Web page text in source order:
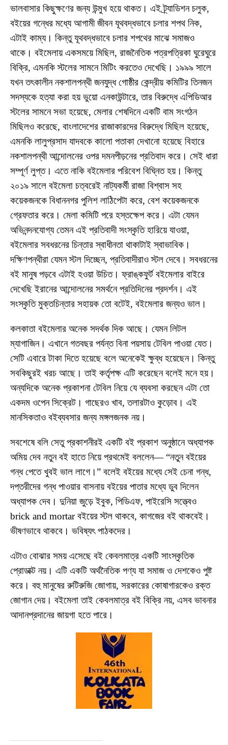
ভালবাসার কিছুক্ষণের জন্য উন্মুখ হয়ে থাকত। এই ট্র্যাডিশন চলুক,
ব‌ইয়ের গন্ধের মধ্যে আগামী জীবন যূথবদ্ধভাবে চলার শপথ নিক,
এটাই কাম্য। কিন্তু যূথবদ্ধভাবে চলার শপথের মাঝে সমাজও
থাকে। ব‌ইমেলায় একসময়ে মিছিল, রাজনৈতিক পত্রপত্রিকা ঘুরেঘুরে
বিক্রি, এমনকি স্টলের সামনে মিটিং করতেও দেখেছি। ১৯৯৯ সালে
যখন তৎকালীন নকশালপন্থী জনযুদ্ধ গোষ্ঠীর কেন্দ্রীয় কমিটির তিনজন
সদস্যকে হত্যা করা হয় ভুয়ো এনকাউন্টারে, তার বিরুদ্ধে এপিডিআর
স্টলের সামনে সভা হয়েছে, মেলার শেষদিনে একটি বাম সংগঠন
মিছিলও করেছে, বাংলাদেশের রাজাকারদের বিরুদ্ধে মিছিল হয়েছে,
এমনকি লালুপ্রসাদ যাদবকে কালো পতাকা দেখানো হয়েছে বিহারে
নকশালপন্থী আন্দোলনের ওপর দমনপীড়নের প্রতিবাদ করে। সেই ধারা
সম্পূর্ণ লুপ্ত। এতে নাকি ব‌ইমেলার পরিবেশ বিঘ্নিত হয়। কিন্তু
২০১৯ সালে ব‌ইমেলা চত্বরেই নাট্যকর্মী রাজা বিশ্বাস সহ
কয়েকজনকে বিধাননগর পুলিশ লাঠিপেটা করে, বেশ কয়েকজনকে
গ্রেফতার করে। মেলা কমিটি পরে হস্তক্ষেপ করে। এটা যেমন
অভিনন্দনযোগ্য তেমন এই প্রতিবাদী সংস্কৃতি হারিয়ে যাওয়া,
ব‌ইমেলার সবধরনের চিন্তার স্বাধীনতা থাকাটাই স্বাভাবিক।
দক্ষিণপন্থীরা যেমন স্টল দিচ্ছেন, প্রতিবাদীরাও স্টল দেবে। সবধরনের
ব‌ই মানুষ পড়বে এটাই হ‌ওয়া উচিত। ফ্রাঙ্কফুর্ট ব‌ইমেলার বাইরে
দেখেছি ইরানের আন্দোলনের সমর্থনে প্রতিদিনের প্রদর্শন। এই
সংস্কৃতি মুক্তচিন্তার সহায়ক তো বটেই, ব‌ইমেলার জন্যও ভাল।
কলকাতা ব‌ইমেলার অনেক সদর্থক দিক আছে। যেমন লিটল
ম্যাগাজিন। এখানে গতবছর পর্যন্ত বিনা পয়সায় টেবিল পাওয়া যেত।
সেটি এবারে টাকা দিতে হয়েছে বলে অনেকেই ক্ষুব্ধ হয়েছেন। কিন্তু
সবকিছুরই খরচ আছে। তাই কর্তৃপক্ষ এটি করেছেন বলেই মনে হয়।
অন্যদিকে অনেক প্রকাশনা টেবিল নিয়ে যে ব্যবসা করছেন এটা তো
একদম ওপেন সিক্রেট। গাছেরও খাব, তলারটাও কুড়োব। এই
মানসিকতাও ব‌ইব্যবসার জন্য মঙ্গলজনক নয়।
সবশেষে বলি সেতু প্রকাশনীরই একটি ব‌ই প্রকাশ অনুষ্ঠানে অধ্যাপক
অমিয় দেব নতুন ব‌ই হাতে নিয়ে প্রথমেই বললেন— “নতুন ব‌ইয়ের
গন্ধ পেতে খুবই ভাল লাগে।” বলেই ব‌ইয়ের মধ্যে সেই চেনা গন্ধ,
দপ্তরীদের গন্ধ পাওয়ার বাসনায় ব‌ইয়ের পাতার মধ্যে ডুব দিলেন
অধ্যাপক দেব। দুনিয়া জুড়ে ইবুক, পিডিএফ, পাইরেসি সত্ত্বেও
brick and mortar ব‌ইয়ের স্টল থাকবে, কাগজের ব‌ই থাকবেই।
ভীষণভাবে থাকবে। ভবিষ্যৎ পাঠকদের।
এটাও বোঝার সময় এসেছে ব‌ই কেবলমাত্র একটি সাংস্কৃতিক
প্রোডাক্ট নয়। এটি একটি অর্থনৈতিক পণ্য যা সমাজ ও দেশকেও পুষ্ট
করে। বহু মানুষের রুটিরুজি জোগায়, সরকারের কোষাগারকেও রক্ত
জোগান দেয়। ব‌ইমেলা তাই কেবলমাত্র ব‌ই বিক্রি নয়, এসব ভাবনার
আদানপ্রদানের জায়গা হতে পারে।